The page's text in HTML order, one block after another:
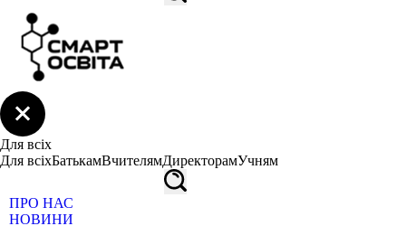
Для всіх
Для всіхБатькамВчителямДиректорамУчням
ПРО НАС
НОВИНИ